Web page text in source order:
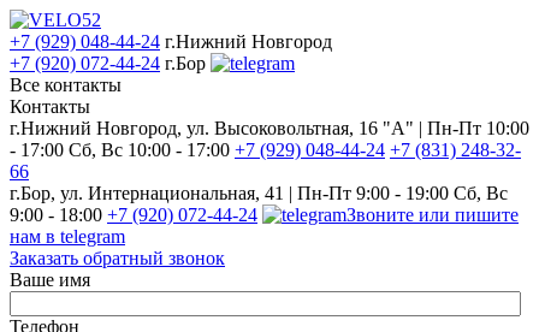
+7 (929) 048-44-24 г.Нижний Новгород
+7 (920) 072-44-24 г.Бор
Все контакты
Контакты
г.Нижний Новгород, ул. Высоковольтная, 16 "А" | Пн-Пт 10:00
- 17:00 Сб, Вс 10:00 - 17:00 +7 (929) 048-44-24 +7 (831) 248-32-
66
г.Бор, ул. Интернациональная, 41 | Пн-Пт 9:00 - 19:00 Сб, Вс
9:00 - 18:00 +7 (920) 072-44-24
Звоните или пишите
нам в telegram
Заказать обратный звонок
Ваше имя
Телефон